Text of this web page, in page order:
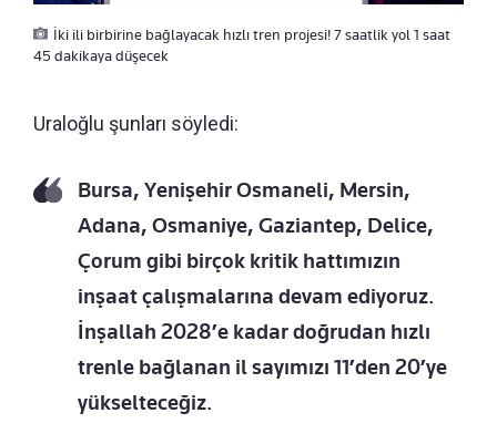
İki ili birbirine bağlayacak hızlı tren projesi! 7 saatlik yol 1 saat
45 dakikaya düşecek
Uraloğlu şunları söyledi:
Bursa, Yenişehir Osmaneli, Mersin,
Adana, Osmaniye, Gaziantep, Delice,
Çorum gibi birçok kritik hattımızın
inşaat çalışmalarına devam ediyoruz.
İnşallah 2028’e kadar doğrudan hızlı
trenle bağlanan il sayımızı 11’den 20’ye
yükselteceğiz.